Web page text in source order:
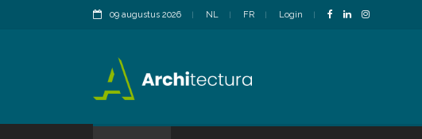
09 augustus 2026 NL FR Login